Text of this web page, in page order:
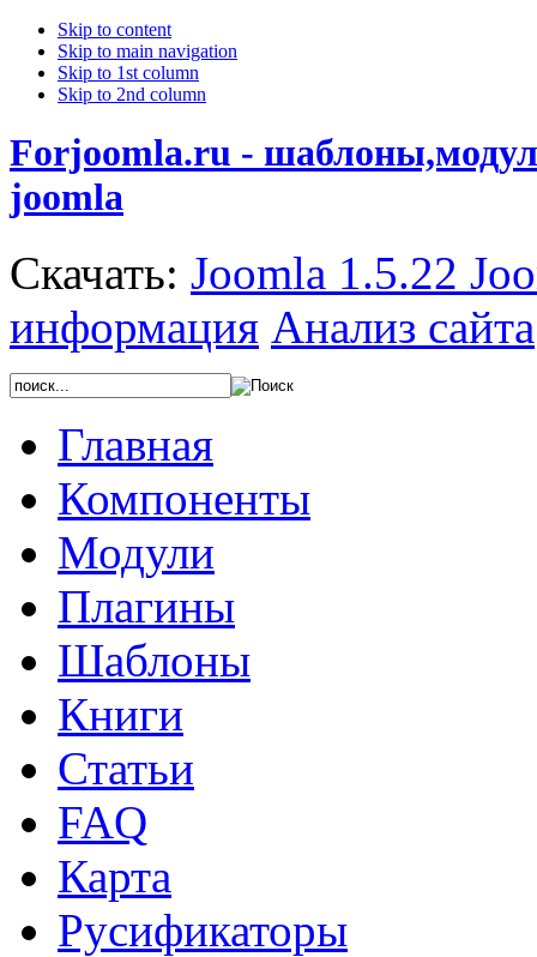
Skip to content
Skip to main navigation
Skip to 1st column
Skip to 2nd column
Forjoomla.ru -
joomla
Скачать: Joomla 1.5.22
информация Анализ сайта
Главная
Компоненты
Модули
Плагины
Шаблоны
Книги
Статьи
FAQ
Карта
Русификаторы